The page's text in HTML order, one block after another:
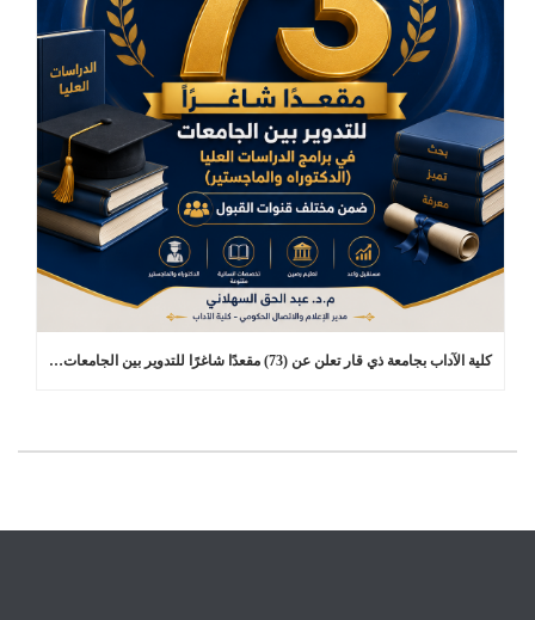
كلية الآداب بجامعة ذي قار تعلن عن (73) مقعدًا شاغرًا للتدوير بين الجامعات في برامج الدراسات العليا